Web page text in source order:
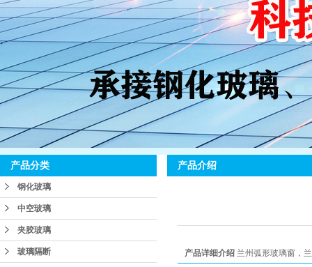
产品分类
钢化玻璃
中空玻璃
夹胶玻璃
玻璃隔断
产品介绍
产品详细介绍 兰州弧形玻璃窗，